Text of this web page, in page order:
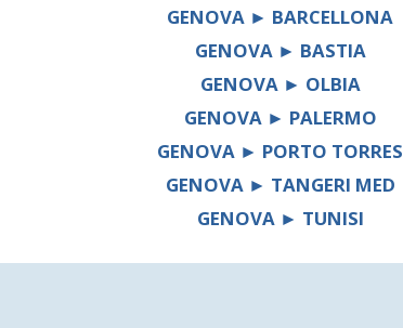
GENOVA ► BARCELLONA
GENOVA ► BASTIA
GENOVA ► OLBIA
GENOVA ► PALERMO
GENOVA ► PORTO TORRES
GENOVA ► TANGERI MED
GENOVA ► TUNISI